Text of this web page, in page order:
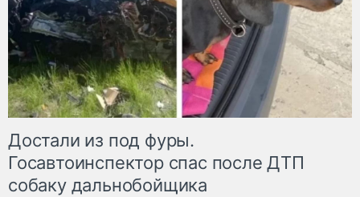
Достали из под фуры.
Госавтоинспектор спас после ДТП
собаку дальнобойщика